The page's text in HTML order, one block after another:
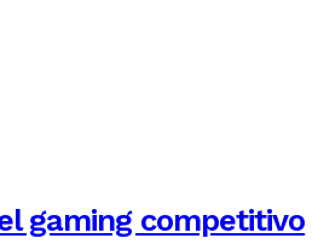
gaming competitivo